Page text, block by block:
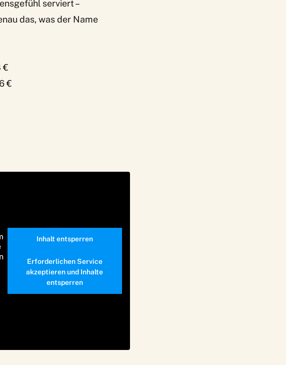
serviert –
das, was der Name
€
€
Inhalt entsperren
Erforderlichen Service
akzeptieren und Inhalte
entsperren